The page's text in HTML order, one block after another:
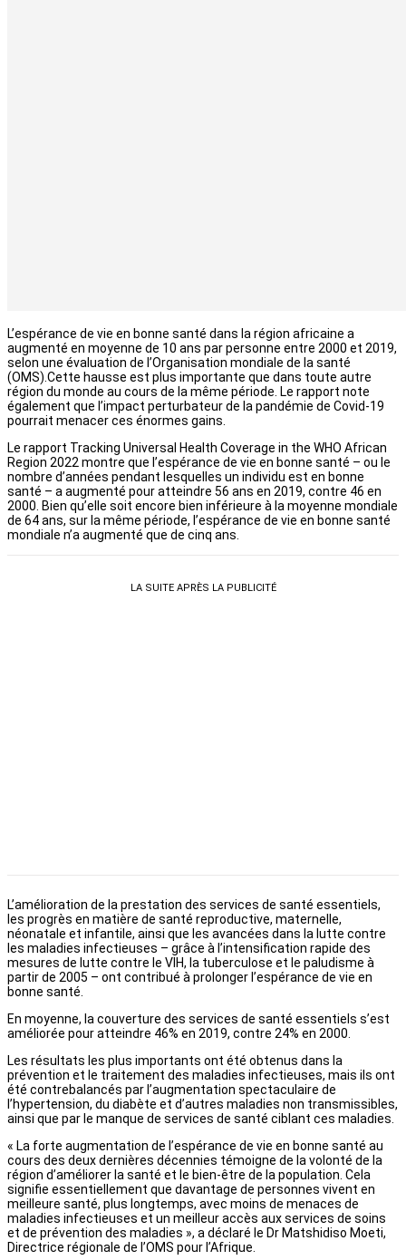
L’espérance de vie en bonne santé dans la région africaine a
augmenté en moyenne de 10 ans par personne entre 2000 et 2019,
selon une évaluation de l’Organisation mondiale de la santé
(OMS).Cette hausse est plus importante que dans toute autre
région du monde au cours de la même période. Le rapport note
également que l’impact perturbateur de la pandémie de Covid-19
pourrait menacer ces énormes gains.
Le rapport Tracking Universal Health Coverage in the WHO African
Region 2022 montre que l’espérance de vie en bonne santé – ou le
nombre d’années pendant lesquelles un individu est en bonne
santé – a augmenté pour atteindre 56 ans en 2019, contre 46 en
2000. Bien qu’elle soit encore bien inférieure à la moyenne mondiale
de 64 ans, sur la même période, l’espérance de vie en bonne santé
mondiale n’a augmenté que de cinq ans.
LA SUITE APRÈS LA PUBLICITÉ
L’amélioration de la prestation des services de santé essentiels,
les progrès en matière de santé reproductive, maternelle,
néonatale et infantile, ainsi que les avancées dans la lutte contre
les maladies infectieuses – grâce à l’intensification rapide des
mesures de lutte contre le VIH, la tuberculose et le paludisme à
partir de 2005 – ont contribué à prolonger l’espérance de vie en
bonne santé.
En moyenne, la couverture des services de santé essentiels s’est
améliorée pour atteindre 46% en 2019, contre 24% en 2000.
Les résultats les plus importants ont été obtenus dans la
prévention et le traitement des maladies infectieuses, mais ils ont
été contrebalancés par l’augmentation spectaculaire de
l’hypertension, du diabète et d’autres maladies non transmissibles,
ainsi que par le manque de services de santé ciblant ces maladies.
« La forte augmentation de l’espérance de vie en bonne santé au
cours des deux dernières décennies témoigne de la volonté de la
région d’améliorer la santé et le bien-être de la population. Cela
signifie essentiellement que davantage de personnes vivent en
meilleure santé, plus longtemps, avec moins de menaces de
maladies infectieuses et un meilleur accès aux services de soins
et de prévention des maladies », a déclaré le Dr Matshidiso Moeti,
Directrice régionale de l’OMS pour l’Afrique.